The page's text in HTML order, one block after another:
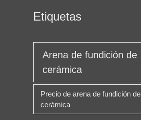
Etiquetas
Arena de fundición de
cerámica
Precio de arena de fundición de
cerámica